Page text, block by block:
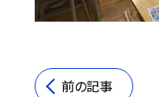
前の記事